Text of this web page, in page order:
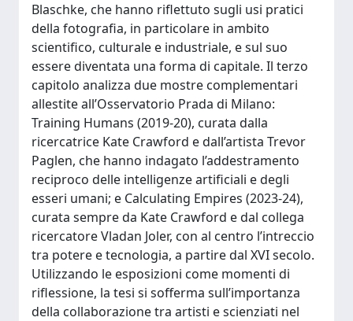
Blaschke, che hanno riflettuto sugli usi pratici
della fotografia, in particolare in ambito
scientifico, culturale e industriale, e sul suo
essere diventata una forma di capitale. Il terzo
capitolo analizza due mostre complementari
allestite all’Osservatorio Prada di Milano:
Training Humans (2019-20), curata dalla
ricercatrice Kate Crawford e dall’artista Trevor
Paglen, che hanno indagato l’addestramento
reciproco delle intelligenze artificiali e degli
esseri umani; e Calculating Empires (2023-24),
curata sempre da Kate Crawford e dal collega
ricercatore Vladan Joler, con al centro l’intreccio
tra potere e tecnologia, a partire dal XVI secolo.
Utilizzando le esposizioni come momenti di
riflessione, la tesi si sofferma sull’importanza
della collaborazione tra artisti e scienziati nel